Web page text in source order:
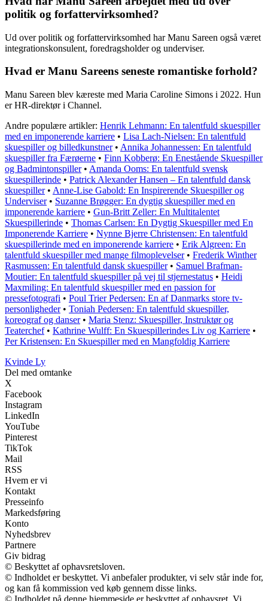
politik og forfattervirksomhed?
Ud over politik og forfattervirksomhed har Manu Sareen også været
integrationskonsulent, foredragsholder og underviser.
Hvad er Manu Sareens seneste romantiske forhold?
Manu Sareen blev kæreste med Maria Caroline Simons i 2022. Hun
er HR-direktør i Channel.
Andre populære artikler: Henrik Lehmann: En talentfuld skuespiller
med en imponerende karriere • Lisa Lach-Nielsen: En talentfuld
skuespiller og billedkunstner• Annika Johannessen: En talentfuld
skuespiller fra Færøerne • Finn Kobberø: En Enestående Skuespiller
og Badmintonspiller• Amanda Ooms: En talentfuld svensk
skuespillerinde • Patrick Alexander Hansen – En talentfuld dansk
skuespiller• Anne-Lise Gabold: En Inspirerende Skuespiller og
Underviser• Suzanne Brøgger: En dygtig skuespiller med en
imponerende karriere • Gun-Britt Zeller: En Multitalentet
Skuespillerinde • Thomas Carlsen: En Dygtig Skuespiller med En
Imponerende Karriere • Nynne Bjerre Christensen: En talentfuld
skuespillerinde med en imponerende karriere • Erik Algreen: En
talentfuld skuespiller med mange filmoplevelser• Frederik Winther
Rasmussen: En talentfuld dansk skuespiller• Samuel Brafman-
Moutier: En talentfuld skuespiller på vej til stjernestatus • Heidi
Maxmiling: En talentfuld skuespiller med en passion for
pressefotografi • Poul Trier Pedersen: En af Danmarks store tv-
personligheder• Toniah Pedersen: En talentfuld skuespiller,
koreograf og danser• Maria Stenz: Skuespiller, Instruktør og
Teaterchef• Kathrine Wulff: En Skuespillerindes Liv og Karriere •
Per Kristensen: En Skuespiller med en Mangfoldig Karriere
Kvinde Ly
Del med omtanke
X
Facebook
Instagram
LinkedIn
YouTube
Pinterest
TikTok
Mail
RSS
Hvem er vi
Kontakt
Presseinfo
Markedsføring
Konto
Nyhedsbrev
Partnere
Giv bidrag
© Beskyttet af ophavsretsloven.
© Indholdet er beskyttet. Vi anbefaler produkter, vi selv står inde for,
og kan få kommission ved køb gennem disse links.
© Indholdet på denne hjemmeside er beskyttet af ophavsret. Vi